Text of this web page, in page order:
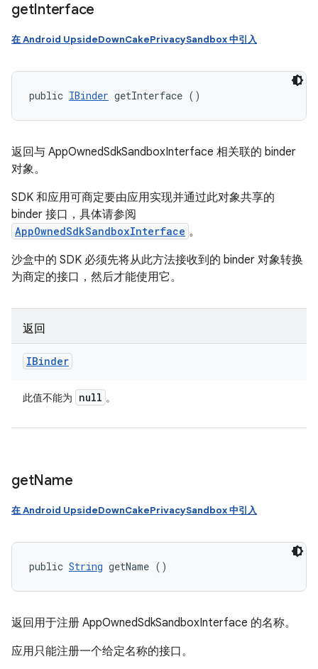
getInterface
在 Android UpsideDownCakePrivacySandbox 中引入
public IBinder getInterface ()
返回与 AppOwnedSdkSandboxInterface 相关联的 binder
对象。
SDK 和应用可商定要由应用实现并通过此对象共享的
binder 接口，具体请参阅
AppOwnedSdkSandboxInterface 。
沙盒中的 SDK 必须先将从此方法接收到的 binder 对象转换
为商定的接口，然后才能使用它。
返回
IBinder
此值不能为 null 。
getName
在 Android UpsideDownCakePrivacySandbox 中引入
public String getName ()
返回用于注册 AppOwnedSdkSandboxInterface 的名称。
应用只能注册一个给定名称的接口。